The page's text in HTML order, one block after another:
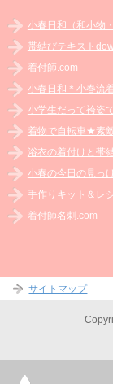
小春日和（和小物
帯結びテキスト
着付師.com
小春日和＊小春流
小学生だって袴姿
着物で自転車★素
浴衣の着付けと帯
小春の今日の見っ
手作りキット＆レ
着付師名刺.com
サイトマップ